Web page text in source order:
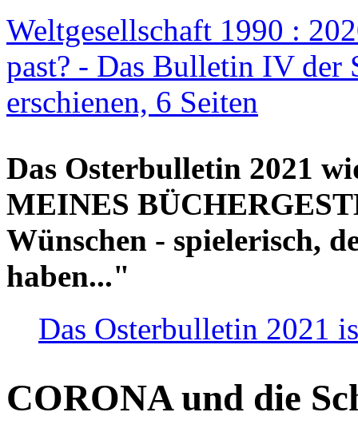
Weltgesellschaft 1990 :
past? - Das Bulletin IV der
erschienen, 6 Seiten
Das Osterbulletin 2021
MEINES
Wünschen - spielerisch,
haben..."
Das Osterbulletin 2021
CORONA und die